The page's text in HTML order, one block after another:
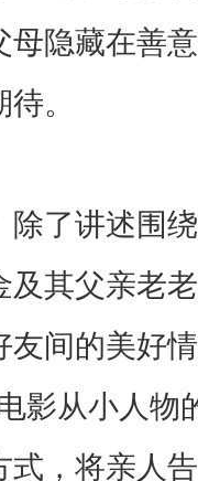
母隐藏在善
。
除了讲述围
其父亲老
间的美好
影从小人物
，将亲人